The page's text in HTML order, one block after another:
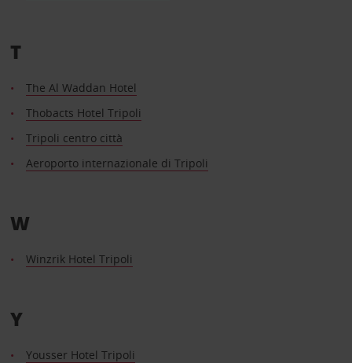
T
The Al Waddan Hotel
Thobacts Hotel Tripoli
Tripoli centro città
Aeroporto internazionale di Tripoli
W
Winzrik Hotel Tripoli
Y
Yousser Hotel Tripoli